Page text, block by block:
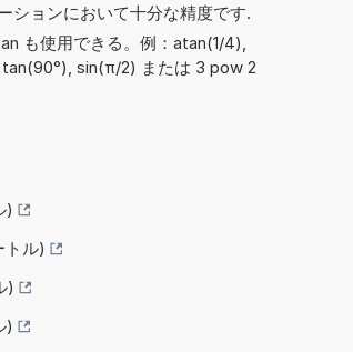
ションにおいて十分な精度です.
も使用できる。例：atan(1/4),
sin(π/2) または 3 pow 2
)
トル)
)
)